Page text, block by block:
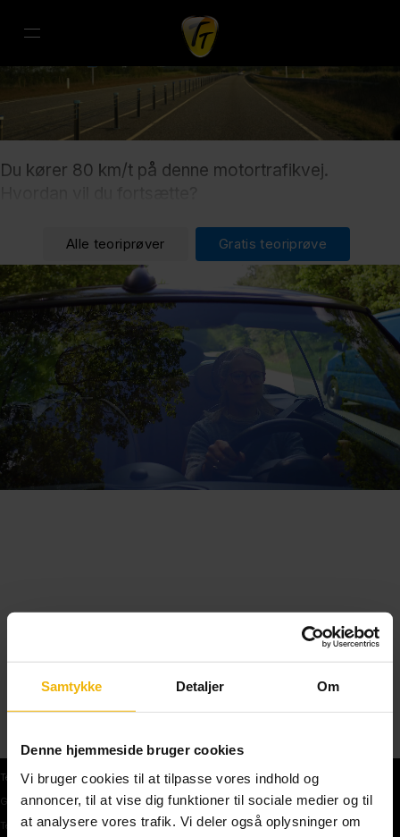
Samtykke Detaljer Om
Denne hjemmeside bruger cookies
Vi bruger cookies til at tilpasse vores indhold og
annoncer, til at vise dig funktioner til sociale medier og til
at analysere vores trafik. Vi deler også oplysninger om
Du kører 80 km/t på denne motortrafikvej.
Alle teoriprøver Gratis teoriprøve
Teoriprøver
Gratis teoriprøve
Teoriprøver oversigt